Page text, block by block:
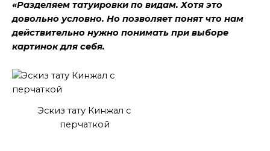
«Разделяем татуировки по видам. Хотя это
довольно условно. Но позволяет понят что нам
действительно нужно понимать при выборе
картинок для себя.
Эскиз тату Кинжал с
перчаткой